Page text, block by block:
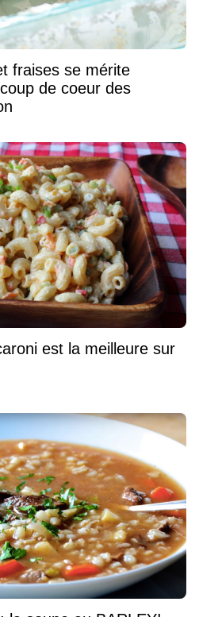
de coeur des
est la meilleure sur